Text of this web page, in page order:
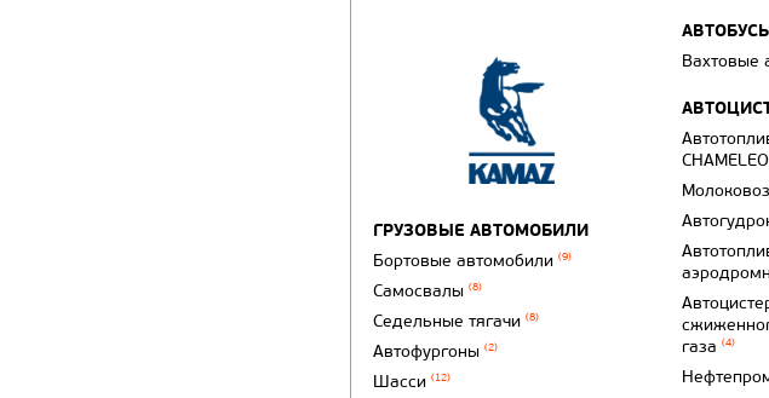
ГРУЗОВЫЕ АВТОМОБИЛИ
Бортовые автомобили (9)
Самосвалы (8)
Седельные тягачи (8)
Автофургоны (2)
Шасси (12)
Вахтовые
газа (4)